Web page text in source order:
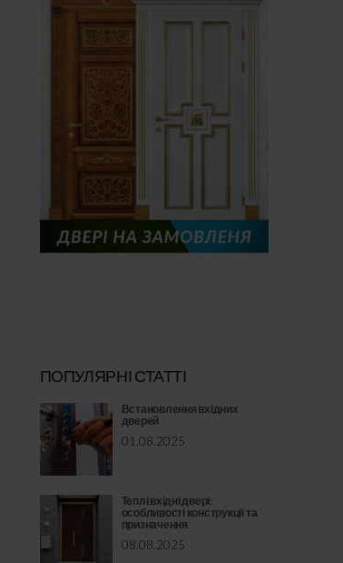
ПОПУЛЯРНІ СТАТТІ
Встановлення вхідних
дверей
01.08.2025
Теплі вхідні двері:
особливості конструкції та
призначення
08.08.2025